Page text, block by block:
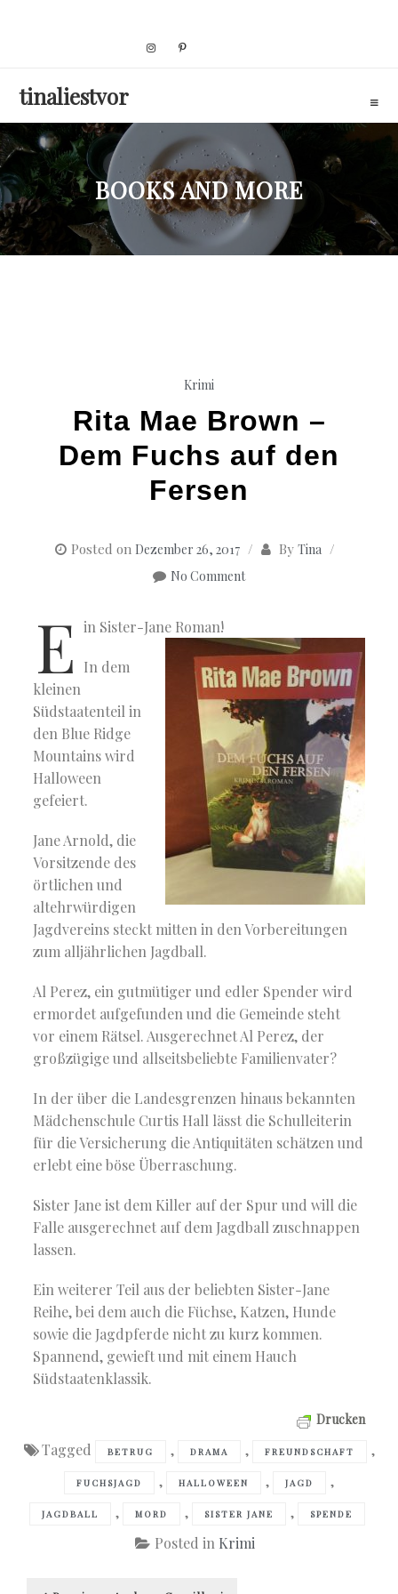
tinaliestvor
BOOKS AND MORE
Krimi
Rita Mae Brown –
Dem Fuchs auf den
Fersen
Posted on Dezember 26, 2017 By Tina
No Comment
E in Sister-Jane Roman!
In dem
kleinen
Südstaatenteil in
den Blue Ridge
Mountains wird
Halloween
gefeiert.
Jane Arnold, die
Vorsitzende des
örtlichen und
altehrwürdigen
Jagdvereins steckt mitten in den Vorbereitungen
zum alljährlichen Jagdball.
Al Perez, ein gutmütiger und edler Spender wird
ermordet aufgefunden und die Gemeinde steht
vor einem Rätsel. Ausgerechnet Al Perez, der
großzügige und allseitsbeliebte Familienvater?
In der über die Landesgrenzen hinaus bekannten
Mädchenschule Curtis Hall lässt die Schulleiterin
für die Versicherung die Antiquitäten schätzen und
erlebt eine böse Überraschung.
Sister Jane ist dem Killer auf der Spur und will die
Falle ausgerechnet auf dem Jagdball zuschnappen
lassen.
Ein weiterer Teil aus der beliebten Sister-Jane
Reihe, bei dem auch die Füchse, Katzen, Hunde
sowie die Jagdpferde nicht zu kurz kommen.
Spannend, gewieft und mit einem Hauch
Südstaatenklassik.
Drucken
Tagged BETRUG , DRAMA , FREUNDSCHAFT ,
FUCHSJAGD , HALLOWEEN , JAGD ,
JAGDBALL , MORD , SISTER JANE , SPENDE
Posted in Krimi
Beitragsnavigation
Previous